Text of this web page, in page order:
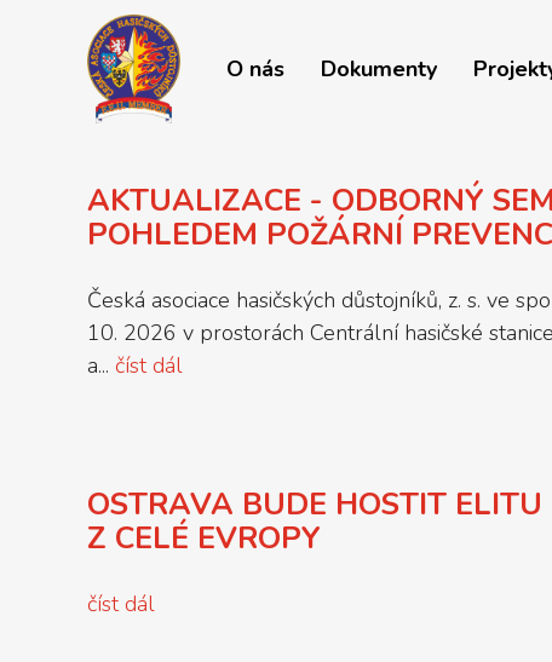
O nás Dokumenty
AKTUALIZACE - ODBORNÝ
POHLEDEM POŽÁRNÍ
Česká asociace hasičských důstojníků, z. s. ve
10. 2026 v prostorách Centrální hasičské
a... číst dál
OSTRAVA BUDE HOSTIT
Z CELÉ EVROPY
číst dál